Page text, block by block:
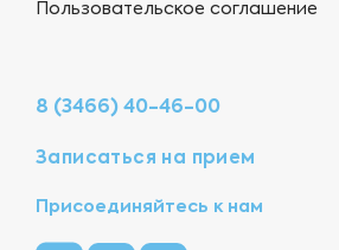
Пользовательское соглашение
8 (3466) 40-46-00
Записаться на прием
Присоединяйтесь к нам